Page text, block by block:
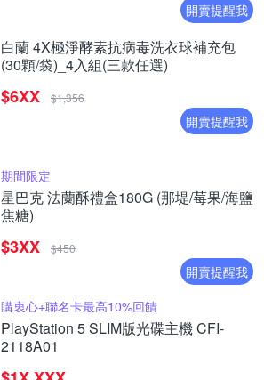
開賣提醒我
白蘭 4X極淨酵素抗病毒洗衣球補充包
(30顆/袋)_4入組(三款任選)
$6XX $1,356
開賣提醒我
期間限定
星巴克 法蘭酥禮盒180G (那堤/莓果/海鹽
焦糖)
$3XX $450
開賣提醒我
購衷心+聯名卡最高10%回饋
PlayStation 5 SLIM版光碟主機 CFI-
2118A01